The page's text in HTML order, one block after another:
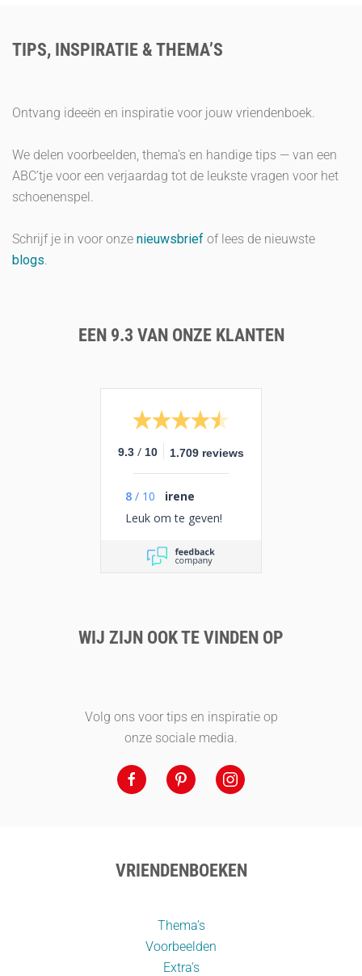
TIPS, INSPIRATIE & THEMA’S
Ontvang ideeën en inspiratie voor jouw vriendenboek.
We delen voorbeelden, thema’s en handige tips — van een
ABC’tje voor een verjaardag tot de leukste vragen voor het
schoenenspel.
Schrijf je in voor onze nieuwsbrief of lees de nieuwste
blogs.
EEN 9.3 VAN ONZE KLANTEN
9.3 / 10 1.709 reviews
8 / 10
irene
Leuk om te geven!
WIJ ZIJN OOK TE VINDEN OP
Volg ons voor tips en inspiratie op
onze sociale media.
VRIENDENBOEKEN
Thema’s
Voorbeelden
Extra's